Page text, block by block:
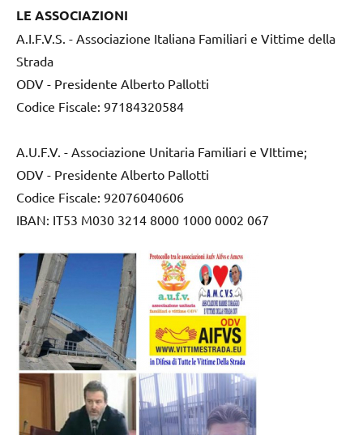
LE ASSOCIAZIONI
A.I.F.V.S. - Associazione Italiana Familiari e Vittime della
Strada
ODV - Presidente Alberto Pallotti
Codice Fiscale: 97184320584
A.U.F.V. - Associazione Unitaria Familiari e VIttime;
ODV - Presidente Alberto Pallotti
Codice Fiscale: 92076040606
IBAN: IT53 M030 3214 8000 1000 0002 067